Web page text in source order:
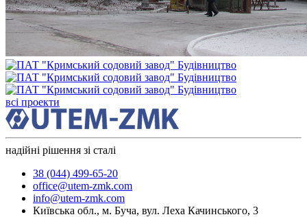
всi проекти
надійні рішення зі сталі
38 (044) 499-65-20
office@utem-zmk.com
info@utem-zmk.com
Київська обл., м. Буча, вул. Леха Качинського, 3